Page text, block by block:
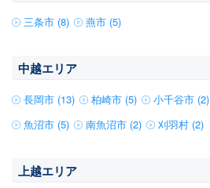
三条市 (8) 燕市 (5)
中越エリア
長岡市 (13) 柏崎市 (5) 小千谷市 (2)
魚沼市 (5)
南魚沼市 (2) 刈羽村 (2)
上越エリア